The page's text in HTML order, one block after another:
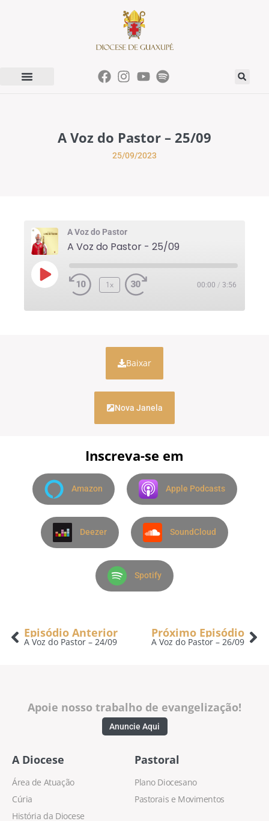
A Voz do Pastor – 25/09
25/09/2023
A Voz do Pastor
A Voz do Pastor - 25/09
1x 00:00 / 3:56
Baixar
Nova Janela
Inscreva-se em
Amazon Apple Podcasts
Deezer SoundCloud
Spotify
Episódio Anterior
A Voz do Pastor – 24/09
Próximo Episódio
A Voz do Pastor – 26/09
Apoie nosso trabalho de evangelização!
Anuncie Aqui
A Diocese
Área de Atuação
Cúria
História da Diocese
Pastoral
Plano Diocesano
Pastorais e Movimentos